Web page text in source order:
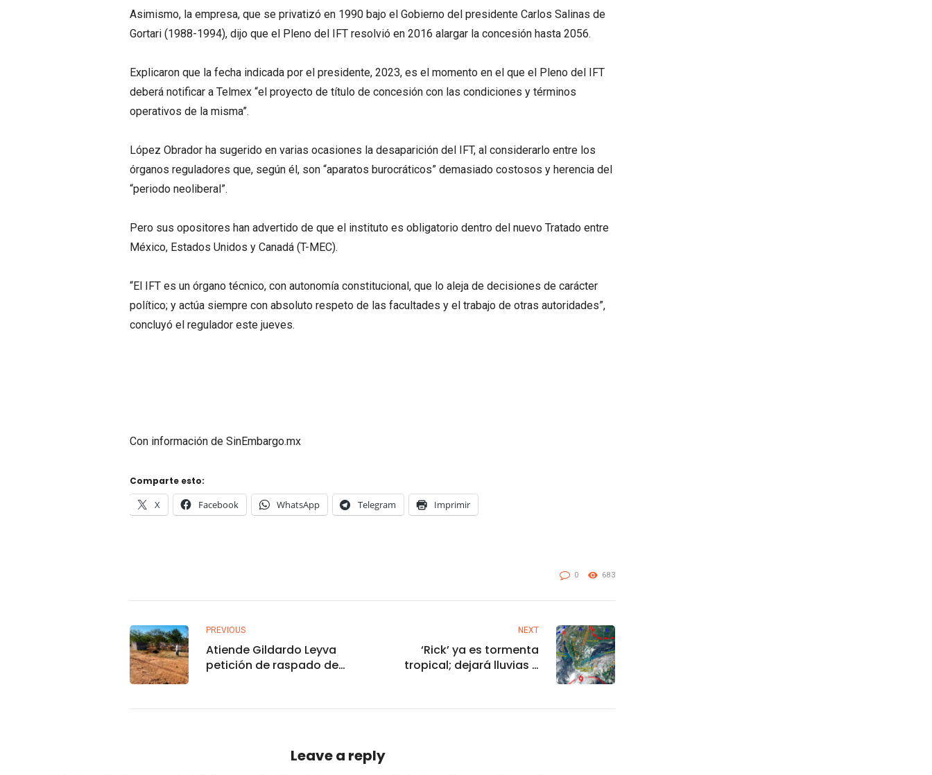
Asimismo, la empresa, que se privatizó en 1990 bajo el Gobierno del presidente Carlos Salinas de
Gortari (1988-1994), dijo que el Pleno del IFT resolvió en 2016 alargar la concesión hasta 2056.
Explicaron que la fecha indicada por el presidente, 2023, es el momento en el que el Pleno del IFT
deberá notificar a Telmex “el proyecto de título de concesión con las condiciones y términos
operativos de la misma”.
López Obrador ha sugerido en varias ocasiones la desaparición del IFT, al considerarlo entre los
órganos reguladores que, según él, son “aparatos burocráticos” demasiado costosos y herencia del
“periodo neoliberal”.
Pero sus opositores han advertido de que el instituto es obligatorio dentro del nuevo Tratado entre
México, Estados Unidos y Canadá (T-MEC).
“El IFT es un órgano técnico, con autonomía constitucional, que lo aleja de decisiones de carácter
político; y actúa siempre con absoluto respeto de las facultades y el trabajo de otras autoridades”,
concluyó el regulador este jueves.
Con información de SinEmbargo.mx
Comparte esto:
X Facebook WhatsApp Telegram Imprimir
0 683
PREVIOUS
Atiende Gildardo Leyva
petición de raspado de
NEXT
‘Rick’ ya es tormenta
tropical; dejará lluvias e
Leave a reply